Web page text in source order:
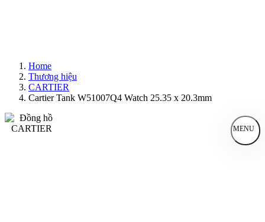
Home
Thương hiệu
CARTIER
Cartier Tank W51007Q4 Watch 25.35 x 20.3mm
MENU